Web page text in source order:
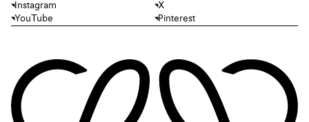
Instagram
X
YouTube
Pinterest